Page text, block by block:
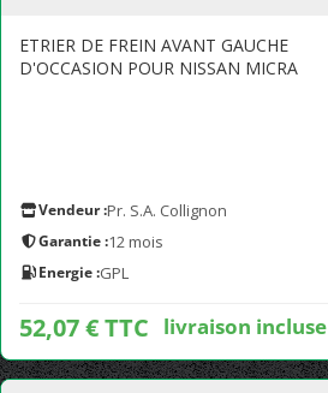
ETRIER DE FREIN AVANT GAUCHE
D'OCCASION POUR NISSAN MICRA
Vendeur :Pr. S.A. Collignon
Garantie :12 mois
Energie :GPL
52,07 € TTC livraison incluse